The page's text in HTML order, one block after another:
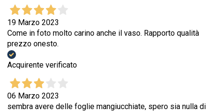
19 Marzo 2023
Come in foto molto carino anche il vaso. Rapporto qualità
prezzo onesto.
Acquirente verificato
06 Marzo 2023
sembra avere delle foglie mangiucchiate, spero sia nulla di